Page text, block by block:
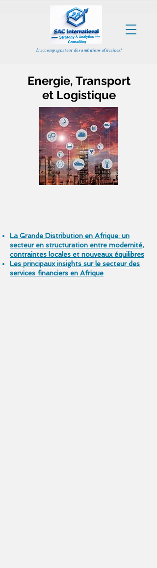
L'accompagnateur des ambitions africaines!
Energie, Transport
et Logistique
La Grande Distribution en Afrique: un
secteur en structuration entre modernité,
contraintes locales et nouveaux équilibres
Les principaux insights sur le secteur des
services financiers en Afrique